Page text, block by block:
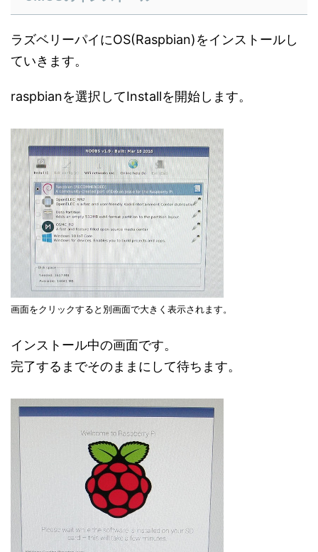
ラズベリーパイにOS(Raspbian)をインストールし
ていきます。
raspbianを選択してInstallを開始します。
画面をクリックすると別画面で大きく表示されます。
インストール中の画面です。
完了するまでそのままにして待ちます。